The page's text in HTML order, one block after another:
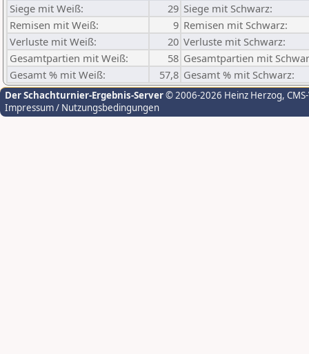
Siege mit Weiß:
29 Siege mit Schwarz:
Remisen mit Weiß:
9 Remisen mit Schwarz:
Verluste mit Weiß:
20 Verluste mit Schwarz:
Gesamtpartien mit Weiß:
58 Gesamtpartien mit
Gesamt % mit Weiß:
57,8 Gesamt % mit Schwarz:
Der Schachturnier-Ergebnis-Server© 2006-2026 Heinz Herzog,
Impressum / Nutzungsbedingungen